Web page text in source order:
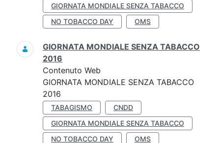
GIORNATA MONDIALE SENZA TABACCO
NO TOBACCO DAY
OMS
GIORNATA MONDIALE SENZA TABACCO
2016
Contenuto Web
GIORNATA MONDIALE SENZA TABACCO
2016
TABAGISMO
CNDD
GIORNATA MONDIALE SENZA TABACCO
NO TOBACCO DAY
OMS